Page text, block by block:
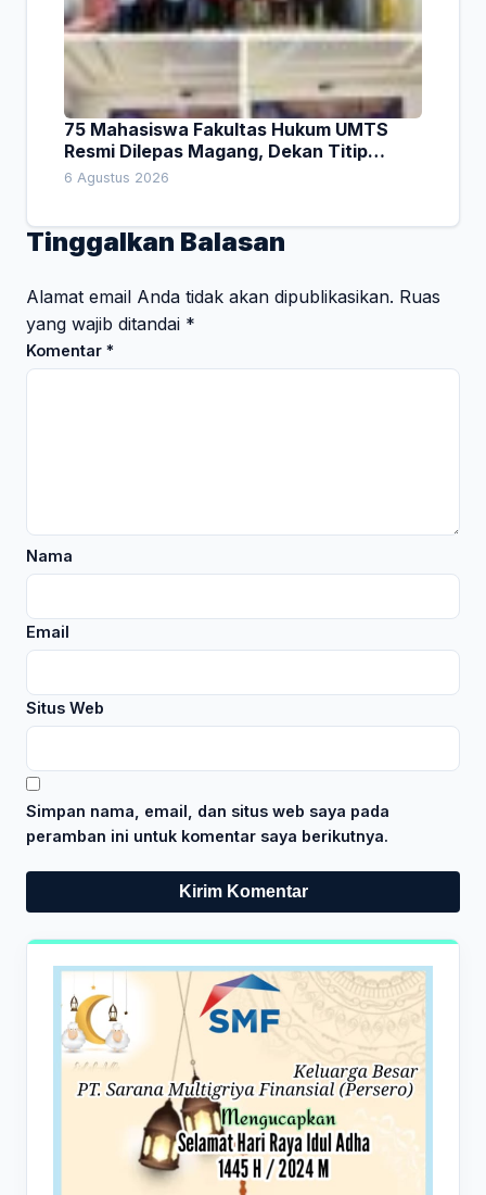
75 Mahasiswa Fakultas Hukum UMTS
Resmi Dilepas Magang, Dekan Titip
Empat Pesan Penting
6 Agustus 2026
Tinggalkan Balasan
Alamat email Anda tidak akan dipublikasikan. Ruas
yang wajib ditandai *
Komentar *
Nama
Email
Situs Web
Simpan nama, email, dan situs web saya pada
peramban ini untuk komentar saya berikutnya.